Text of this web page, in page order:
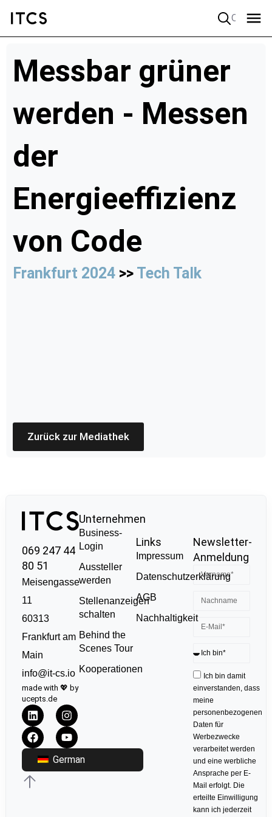
Messbar grüner
werden - Messen
der
Energieeffizienz
von Code
Frankfurt 2024 >> Tech Talk
Zurück zur Mediathek
069 247 44
80 51
Meisengasse
11
60313
Frankfurt am
Main
info@it-cs.io
made with 💖 by
ucepts.de
German
Unternehmen
Business-
Login
Aussteller
werden
Stellenanzeigen
schalten
Behind the
Scenes Tour
Kooperationen
Links
Impressum
Datenschutzerklärung
AGB
Nachhaltigkeit
Newsletter-
Anmeldung
Ich bin damit
einverstanden, dass
meine
personenbezogenen
Daten für
Werbezwecke
verarbeitet werden
und eine werbliche
Ansprache per E-
Mail erfolgt. Die
erteilte Einwilligung
kann ich jederzeit